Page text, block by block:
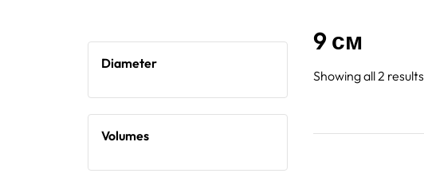
Diameter
Volumes
9 см
Showing all 2 results